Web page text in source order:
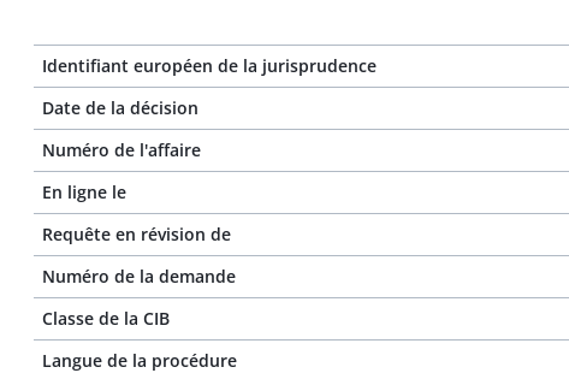
Identifiant européen de la jurisprudence
Date de la décision
Numéro de l'affaire
En ligne le
Requête en révision de
Numéro de la demande
Classe de la CIB
Langue de la procédure